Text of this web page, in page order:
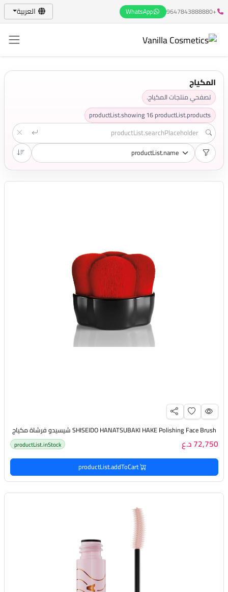
+9647843888880
WhatsApp العربية
المكياج
تصفحي منتجات المكياج.
productList.showing16productList.products
SHISEIDO HANATSUBAKI HAKE Polishing Face Brush شيسيدو فرشاة مكياج
72,750 د.ع productList.inStock
productList.addToCart